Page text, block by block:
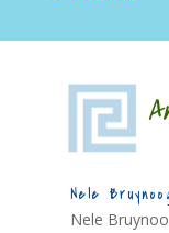
Nele
Nele